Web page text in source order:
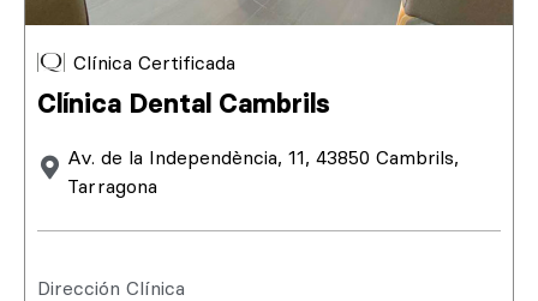
Clínica Certificada
Clínica Dental Cambrils
Av. de la Independència, 11, 43850 Cambrils,
Tarragona
Dirección Clínica